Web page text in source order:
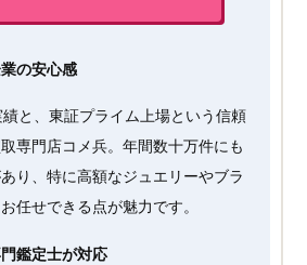
の安心感
と、東証プライム上場という信頼
専門店コメ兵。年間数十万件にも
り、特に高額なジュエリーやブラ
任せできる点が魅力です。
鑑定士が対応